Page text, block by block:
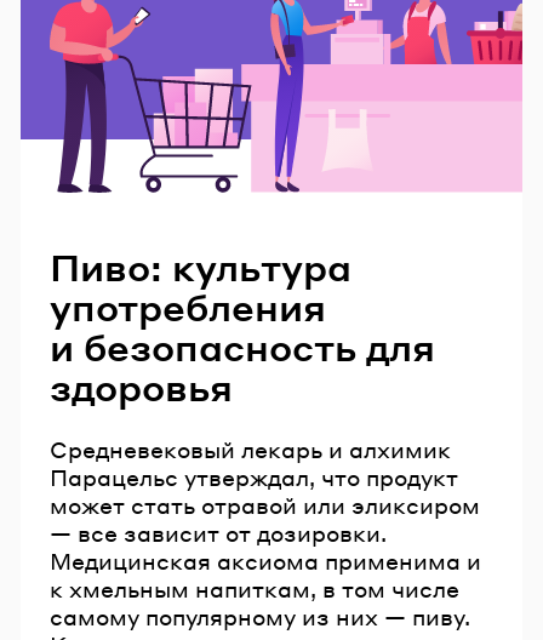
Пиво: культура
употребления
и безопасность для
здоровья
Средневековый лекарь и алхимик
Парацельс утверждал, что продукт
может стать отравой или эликсиром
— все зависит от дозировки.
Медицинская аксиома применима и
к хмельным напиткам, в том числе
самому популярному из них — пиву.